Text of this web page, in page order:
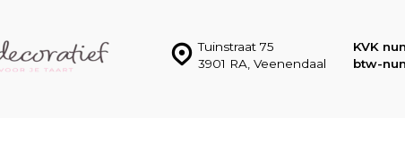
Tuinstraat 75
3901 RA, Veenendaal
KVK
btw-